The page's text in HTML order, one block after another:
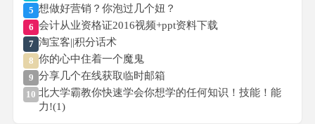
5 想做好营销？你泡过几个妞？
6 会计从业资格证2016视频+ppt资料下载
7 淘宝客||积分话术
8 你的心中住着一个魔鬼
9 分享几个在线获取临时邮箱
10 北大学霸教你快速学会你想学的任何知识！技能！能
力!(1)